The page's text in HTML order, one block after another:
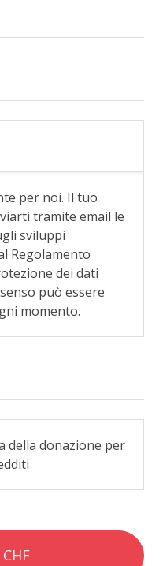
per noi. Il tuo
tramite email le
sviluppi
Regolamento
dei dati
può essere
momento.
della donazione per